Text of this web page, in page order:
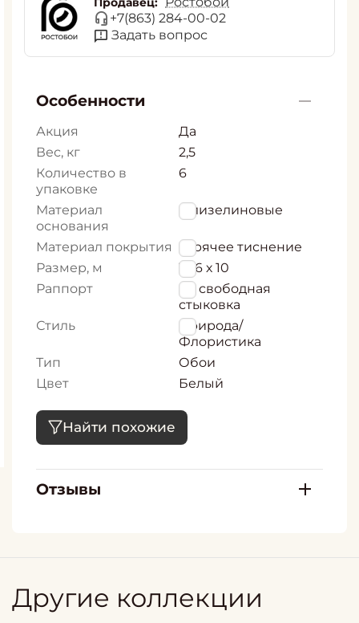
+7(863) 284-00-02
Задать вопрос
Особенности
Акция
Да
Вес, кг
2,5
Количество в
упаковке
6
Материал
основания
Флизелиновые
Материал покрытия горячее тиснение
Размер, м
1,06 х 10
Раппорт
64 свободная
стыковка
Стиль
Природа/
Флористика
Тип
Обои
Цвет
Белый
Найти похожие
Отзывы
Другие коллекции